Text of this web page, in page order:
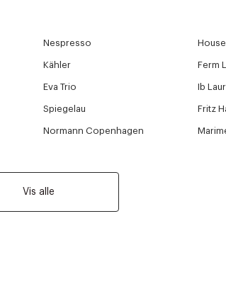
Nespresso
Kähler Ferm
Eva Trio Ib
Spiegelau Fritz
Normann Copenhagen
Vis alle